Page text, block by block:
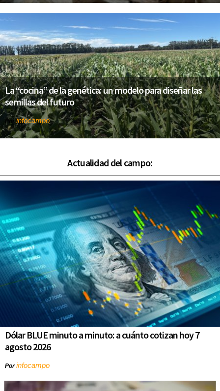
La “cocina” de la genética: un modelo para diseñar las
semillas del futuro
Por infocampo
Actualidad del campo:
Dólar BLUE minuto a minuto: a cuánto cotizan hoy 7
agosto 2026
Porinfocampo